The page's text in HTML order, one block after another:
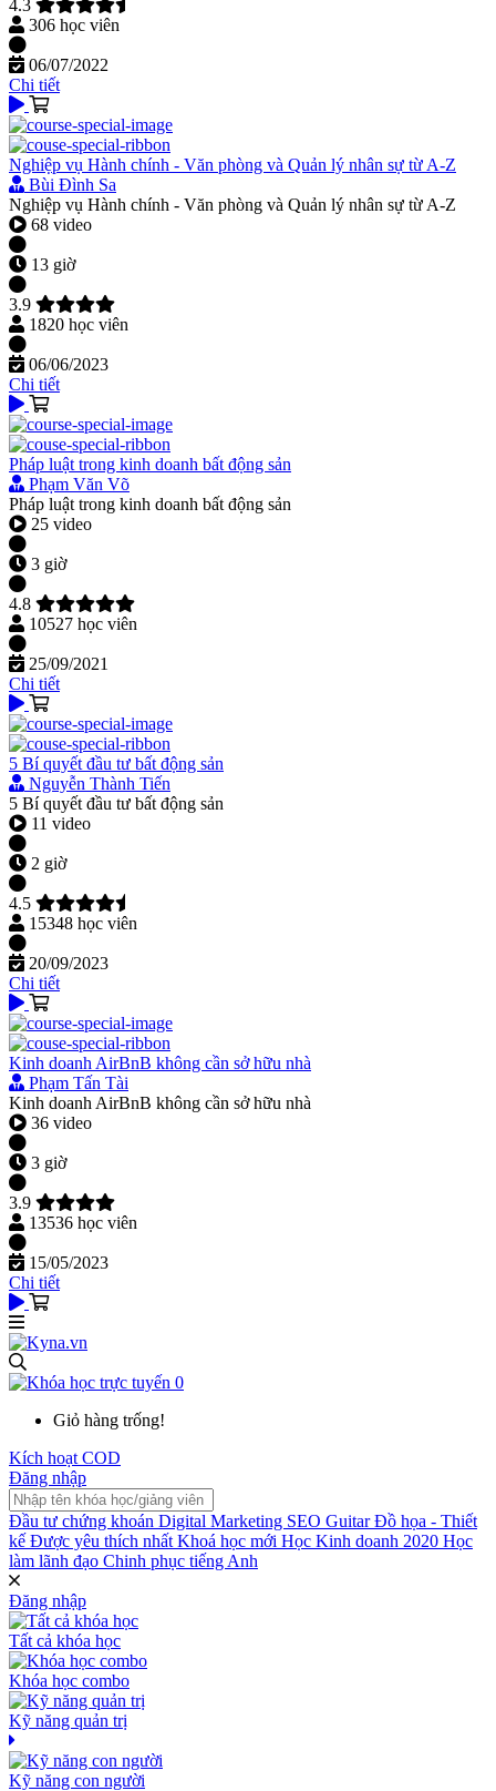
4.3
306 học viên
06/07/2022
Chi tiết
Nghiệp vụ Hành chính - Văn phòng và Quản lý nhân sự từ A-Z
Bùi Đình Sa
Nghiệp vụ Hành chính - Văn phòng và Quản lý nhân sự từ A-Z
68 video
13 giờ
3.9
1820 học viên
06/06/2023
Chi tiết
Pháp luật trong kinh doanh bất động sản
Phạm Văn Võ
Pháp luật trong kinh doanh bất động sản
25 video
3 giờ
4.8
10527 học viên
25/09/2021
Chi tiết
5 Bí quyết đầu tư bất động sản
Nguyễn Thành Tiến
5 Bí quyết đầu tư bất động sản
11 video
2 giờ
4.5
15348 học viên
20/09/2023
Chi tiết
Kinh doanh AirBnB không cần sở hữu nhà
Phạm Tấn Tài
Kinh doanh AirBnB không cần sở hữu nhà
36 video
3 giờ
3.9
13536 học viên
15/05/2023
Chi tiết
0
Giỏ hàng trống!
Kích hoạt COD
Đăng nhập
Đầu tư chứng khoán Digital Marketing SEO GuitarĐồ họa - Thiết
kế Được yêu thích nhất Khoá học mới Học Kinh doanh 2020 Học
làm lãnh đạo Chinh phục tiếng Anh
Đăng nhập
Tất cả khóa học
Khóa học combo
Kỹ năng quản trị
Kỹ năng con người